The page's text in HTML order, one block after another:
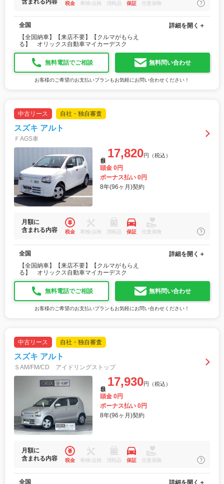
含まれる内容
税金 車検/点検 消耗品 保証 任意保険
全国
【全国納車】【来店不要】【クルマがもらえ
る】 オリックス自動車マイカーデスク
詳細を開く＋
無料電話でご相談 無料問い合わせ
お客様のご希望のお支払いプランもお気軽にお問い合わせください！
中古リース 自社・独自審査
スズキ アルト
ＦAGS車
17,820円（税込）
頭金 0円
ボーナス払い 0円
8年(96ヶ月)契約
月額に
含まれる内容
税金 車検/点検 消耗品 保証 任意保険
全国
【全国納車】【来店不要】【クルマがもらえ
る】 オリックス自動車マイカーデスク
詳細を開く＋
無料電話でご相談 無料問い合わせ
お客様のご希望のお支払いプランもお気軽にお問い合わせください！
中古リース 自社・独自審査
スズキ アルト
ＳAM/FM/CD アイドリングストップ
17,930円（税込）
頭金 0円
ボーナス払い 0円
8年(96ヶ月)契約
月額に
含まれる内容
税金 車検/点検 消耗品 保証 任意保険
全国